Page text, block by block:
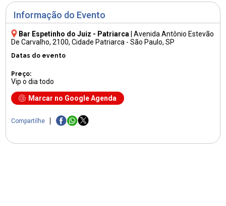
Informação do Evento
Bar Espetinho do Juiz - Patriarca |Avenida Antônio Estevão
De Carvalho, 2100, Cidade Patriarca - São Paulo, SP
Datas do evento
Preço:
Vip o dia todo
Marcar no Google Agenda
Compartilhe